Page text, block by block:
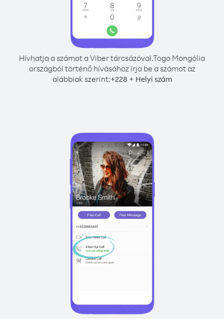
Hívhatja a számot a Viber tárcsázóval.Togo Mongólia
országból történő hívásához írja be a számot az
alábbiak szerint:+228 + Helyi szám